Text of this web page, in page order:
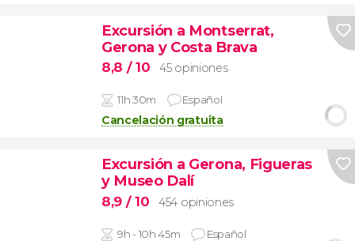
Excursión a Montserrat,
Gerona y Costa Brava
8,8 / 10 45 opiniones
11h 30m Español
Cancelación gratuita
Excursión a Gerona, Figueras
y Museo Dalí
8,9 / 10 454 opiniones
9h - 10h 45m Español